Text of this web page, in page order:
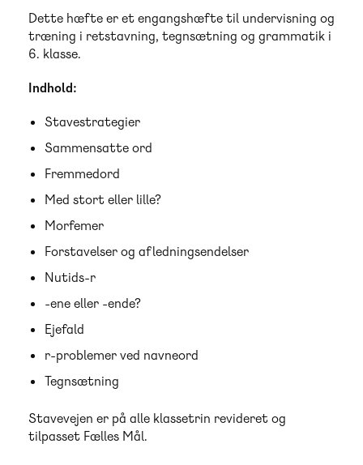
Dette hæfte er et engangshæfte til undervisning og
træning i retstavning, tegnsætning og grammatik i
6. klasse.
Indhold:
Stavestrategier
Sammensatte ord
Fremmedord
Med stort eller lille?
Morfemer
Forstavelser og afledningsendelser
Nutids-r
-ene eller -ende?
Ejefald
r-problemer ved navneord
Tegnsætning
Stavevejen er på alle klassetrin revideret og
tilpasset Fælles Mål.